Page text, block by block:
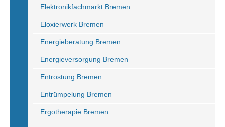
Elektronikfachmarkt Bremen
Eloxierwerk Bremen
Energieberatung Bremen
Energieversorgung Bremen
Entrostung Bremen
Entrümpelung Bremen
Ergotherapie Bremen